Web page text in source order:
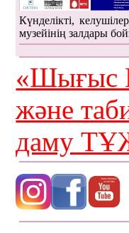
Күнделікті,
музейінің залдары
«Шығыс
және
даму